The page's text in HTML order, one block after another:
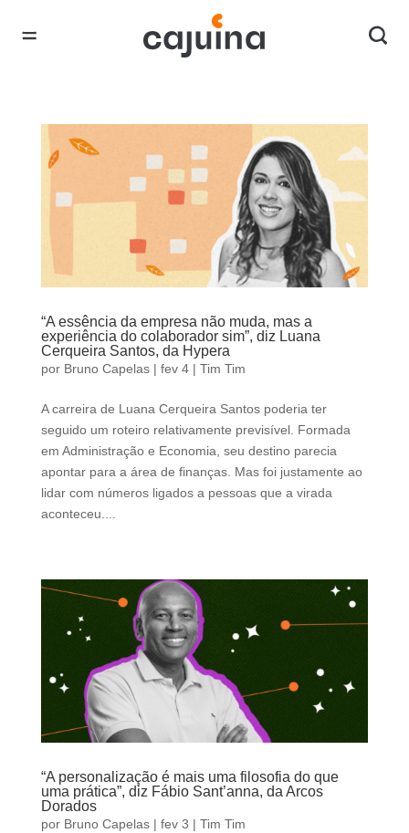
“A essência da empresa não muda, mas a
experiência do colaborador sim”, diz Luana
Cerqueira Santos, da Hypera
por Bruno Capelas| fev 4| Tim Tim
A carreira de Luana Cerqueira Santos poderia ter
seguido um roteiro relativamente previsível. Formada
em Administração e Economia, seu destino parecia
apontar para a área de finanças. Mas foi justamente ao
lidar com números ligados a pessoas que a virada
aconteceu....
“A personalização é mais uma filosofia do que
uma prática”, diz Fábio Sant’anna, da Arcos
Dorados
por Bruno Capelas| fev 3 | Tim Tim